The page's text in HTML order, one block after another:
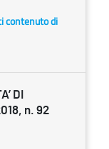
contenuto di
DI
n. 92